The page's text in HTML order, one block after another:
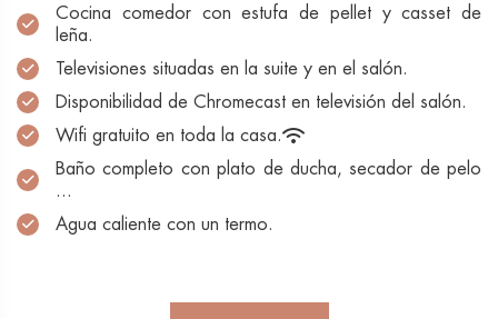
Cocina comedor con estufa de pellet y casset de
leña.
Televisiones situadas en la suite y en el salón.
Disponibilidad de Chromecast en televisión del salón.
Wifi gratuito en toda la casa.
Baño completo con plato de ducha, secador de pelo
...
Agua caliente con un termo.